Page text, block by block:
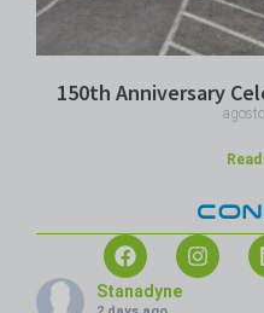
150th Anniversary
Stanadyne